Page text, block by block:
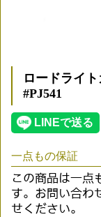
ロードライ
#PJ541
一点もの保証
この商品は一点
す。お問い合わ
せください。